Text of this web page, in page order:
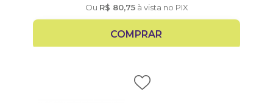
Ou R$ 80,75à vista no PIX
COMPRAR